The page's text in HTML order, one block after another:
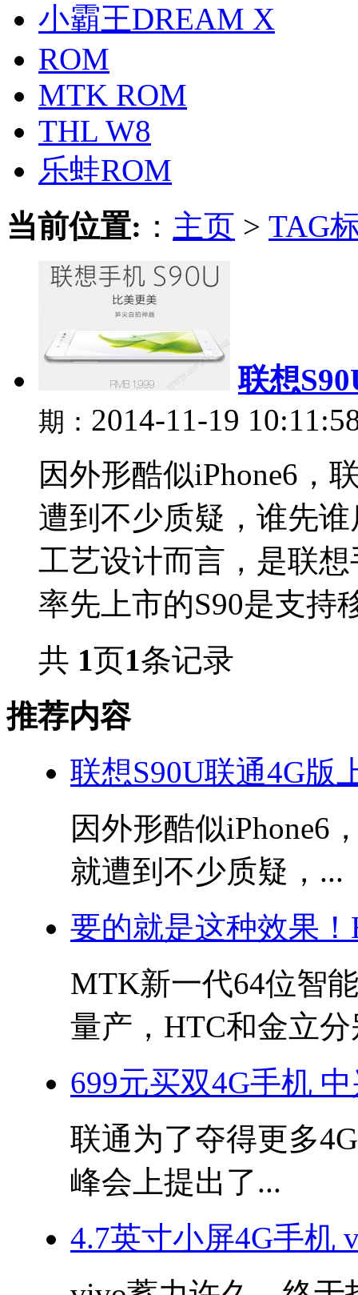
小霸王DREAM X
ROM
MTK ROM
THL W8
乐蛙ROM
当前位置: ： 主页 > TAG
联想
期： 2014-11-19
因外形酷似iPhone6，
遭到不少质疑，谁先
工艺设计而言，是联
率先上市的S90是支持
共 1页1条记录
推荐内容
联想S90U联通4G版
因外形酷似iPhone6
就遭到不少质疑，...
要的就是这种效果
MTK新一代64位智
量产，HTC和金立分
699元买双4G手机
联通为了夺得更多
峰会上提出了...
4.7英寸小屏4G手机